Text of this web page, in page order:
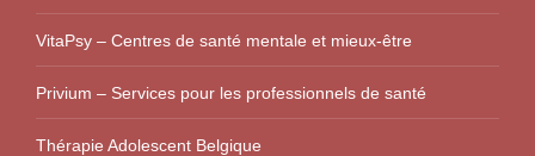
VitaPsy – Centres de santé mentale et mieux-être
Privium – Services pour les professionnels de santé
Thérapie Adolescent Belgique